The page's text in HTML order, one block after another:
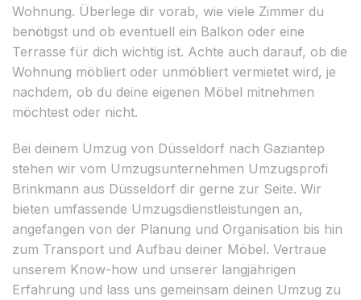
Wohnung. Überlege dir vorab, wie viele Zimmer du
benötigst und ob eventuell ein Balkon oder eine
Terrasse für dich wichtig ist. Achte auch darauf, ob die
Wohnung möbliert oder unmöbliert vermietet wird, je
nachdem, ob du deine eigenen Möbel mitnehmen
möchtest oder nicht.
Bei deinem Umzug von Düsseldorf nach Gaziantep
stehen wir vom Umzugsunternehmen Umzugsprofi
Brinkmann aus Düsseldorf dir gerne zur Seite. Wir
bieten umfassende Umzugsdienstleistungen an,
angefangen von der Planung und Organisation bis hin
zum Transport und Aufbau deiner Möbel. Vertraue
unserem Know-how und unserer langjährigen
Erfahrung und lass uns gemeinsam deinen Umzug zu